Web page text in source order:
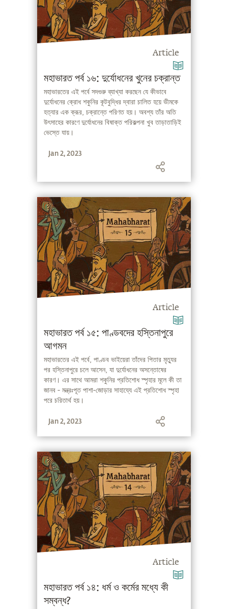
Article
মহাভারত পর্ব ১৬: দুর্যোধনের খুনের চক্রান্ত
মহাভারতের এই পর্বে সদগুরু ব্যাখ্যা করছেন যে কীভাবে
দুর্যোধনের ক্রোধ শকুনির কূটবুদ্ধির দ্বারা চালিত হয়ে ভীমকে
হত্যার এক ক্রূর, চক্রান্তে পরিণত হয়। অবশ্য তাঁর অতি
উৎসাহের কারণে দুর্যোধনের বিষাক্ত পরিকল্পনা খুব তাড়াতাড়িই
ভেস্তে যায়।
Jan 2, 2023
Article
মহাভারত পর্ব ১৫: পাণ্ডবদের হস্তিনাপুরে
আগমন
মহাভারতের এই পর্বে, পাণ্ডব ভাইয়েরা তাঁদের পিতার মৃত্যুর
পর হস্তিনাপুরে চলে আসেন, যা দুর্যোধনের অসন্তোষের
কারণ। এর সাথে আমরা শকুনির প্রতিশোধ স্পৃহার মূলে কী তা
জানব - মন্ত্রঃপূত পাশা-জোড়ার সাহায্যে এই প্রতিশোধ স্পৃহা
পরে‌ চরিতার্থ হয়।
Jan 2, 2023
Article
মহাভারত পর্ব ১৪: ধর্ম ও কর্মের মধ্যে কী
সম্বন্ধ?